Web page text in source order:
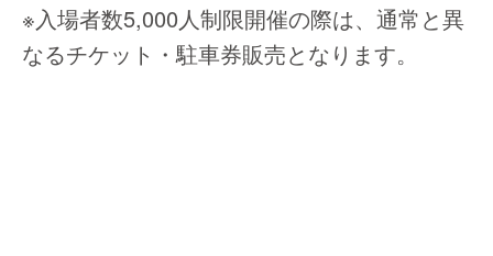
※入場者数5,000人制限開催の際は、通常と異
なるチケット・駐車券販売となります。